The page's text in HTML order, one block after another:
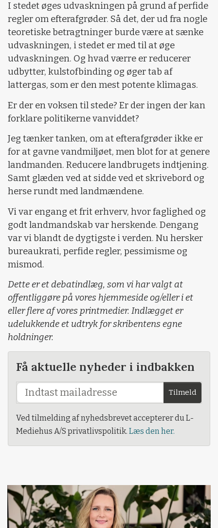
I stedet øges udvaskningen på grund af perfide
regler om efterafgrøder. Så det, der ud fra nogle
teoretiske betragtninger burde være at sænke
udvaskningen, i stedet er med til at øge
udvaskningen. Og hvad værre er reducerer
udbytter, kulstofbinding og øger tab af
lattergas, som er den mest potente klimagas.
Er der en voksen til stede? Er der ingen der kan
forklare politikerne vanviddet?
Jeg tænker tanken, om at efterafgrøder ikke er
for at gavne vandmiljøet, men blot for at genere
landmanden. Reducere landbrugets indtjening.
Samt glæden ved at sidde ved et skrivebord og
herse rundt med landmændene.
Vi var engang et frit erhverv, hvor faglighed og
godt landmandskab var herskende. Dengang
var vi blandt de dygtigste i verden. Nu hersker
bureaukrati, perfide regler, pessimisme og
mismod.
Dette er et debatindlæg, som vi har valgt at
offentliggøre på vores hjemmeside og/eller i et
eller flere af vores printmedier. Indlægget er
udelukkende et udtryk for skribentens egne
holdninger.
Få aktuelle nyheder i indbakken
Tilmeld
Ved tilmelding af nyhedsbrevet accepterer du L-
Mediehus A/S privatlivspolitik. Læs den her.